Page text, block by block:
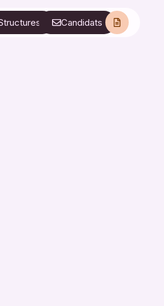
Candidats